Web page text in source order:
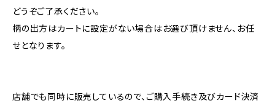
どうぞご了承ください。
柄の出方はカートに設定がない場合はお選び頂けません、お任
せとなります。
店舗でも同時に販売しているので、ご購入手続き及びカード決済